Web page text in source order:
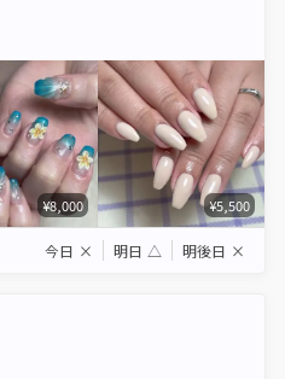
¥8,000 ¥5,500
今日 × 明日 △ 明後日 ×